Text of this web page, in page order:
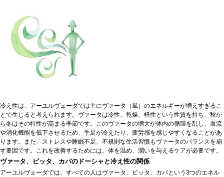
冷え性は、アーユルヴェーダでは主にヴァータ（風）のエネルギーが増えすぎるこ
とで生じると考えられます。ヴァータは冷性、乾燥、軽性という性質を持ち、秋か
ら冬はその特性が高まる季節です。このヴァータの増大が体内の循環を乱し、血流
や消化機能を低下させるため、手足が冷えたり、疲労感を感じやすくなることがあ
ります。また、ストレスや睡眠不足、不規則な生活習慣もヴァータのバランスを崩
す要因です。これを改善するためには、体を温め、潤いを与えるケアが必要です。
ヴァータ、ピッタ、カパのドーシャと冷え性の関係
アーユルヴェーダでは、すべての人はヴァータ、ピッタ、カパという3つのエネル